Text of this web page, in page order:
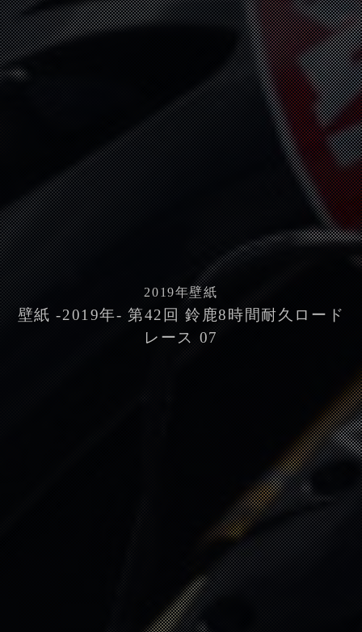
2019年壁紙
壁紙 -2019年- 第42回 鈴鹿8時間耐久ロード
レース 07